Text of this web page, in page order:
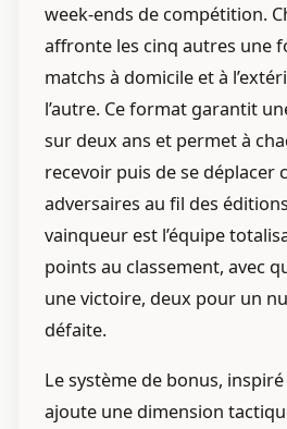
week-ends de compétition.
affronte les cinq autres une
matchs à domicile et à
l’autre. Ce format garantit
sur deux ans et permet à
recevoir puis de se déplacer
adversaires au fil des
vainqueur est l’équipe
points au classement, avec
une victoire, deux pour un
défaite.
Le système de bonus,
ajoute une dimension